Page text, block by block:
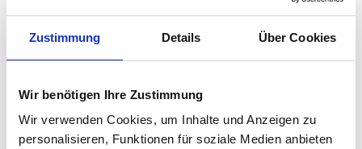
Zustimmung Details Über Cookies
Wir benötigen Ihre Zustimmung
Wir verwenden Cookies, um Inhalte und Anzeigen zu
personalisieren, Funktionen für soziale Medien anbieten